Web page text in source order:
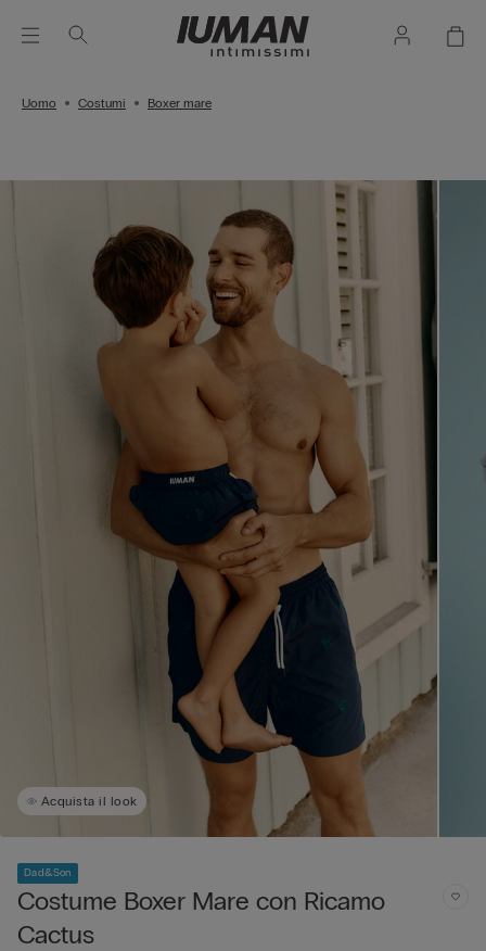
Uomo Costumi Boxer mare
Acquista il look
Dad&Son
Costume Boxer Mare con Ricamo
Cactus